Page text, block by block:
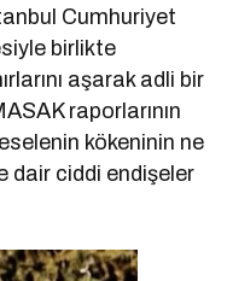
Cumhuriyet
birlikte
aşarak adli bir
raporlarının
kökeninin ne
dair ciddi endişeler